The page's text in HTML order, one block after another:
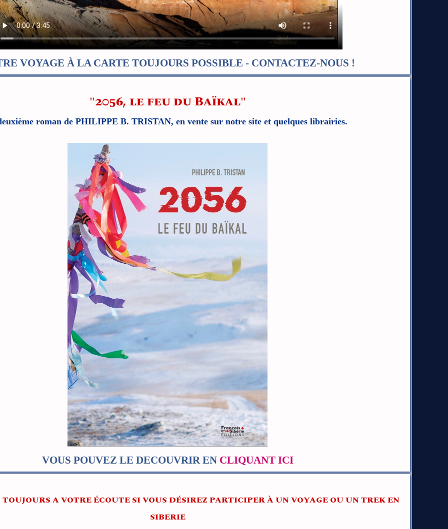
VOYAGE À LA CARTE TOUJOURS POSSIBLE - CONTACTEZ-NOUS !
"2056, le feu du Baïkal"
roman de PHILIPPE B. TRISTAN, en vente sur notre site et quelques librairies.
VOUS POUVEZ LE DECOUVRIR EN CLIQUANT ICI
TOUJOURS A VOTRE ÉCOUTE SI VOUS DÉSIREZ PARTICIPER À UN VOYAGE OU UN TREK EN
SIBERIE